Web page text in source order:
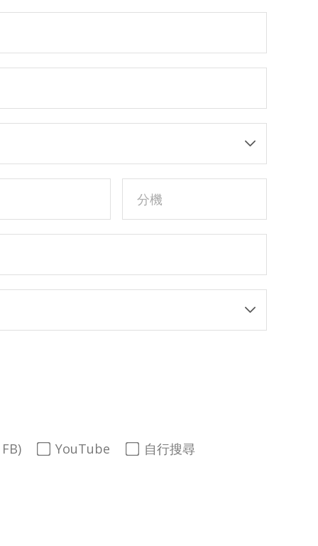
YouTube 自行搜尋